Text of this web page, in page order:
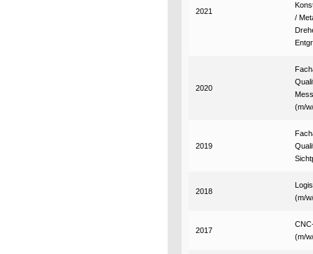
2021
/
2020
(m/
2019
2018
(m/
2017
(m/